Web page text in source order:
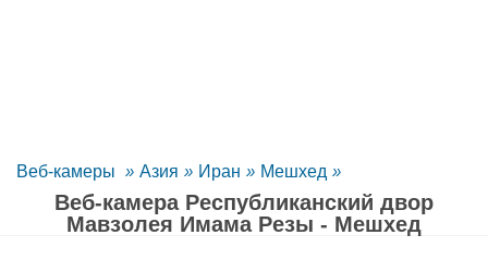
Веб-камеры » Азия » Иран » Мешхед »
Веб-камера Республиканский двор
Мавзолея Имама Резы - Мешхед